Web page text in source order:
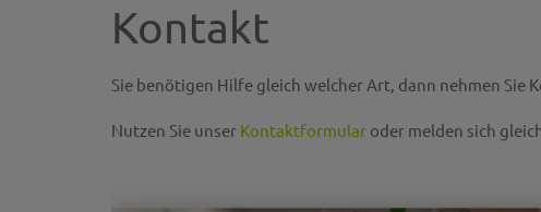
Kontakt
Sie benötigen Hilfe gleich welcher Art, dann nehmen Sie
Nutzen Sie unser Kontaktformular oder melden sich